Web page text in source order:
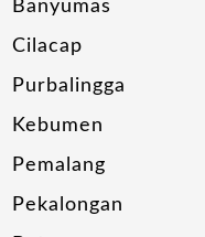
Banyumas
Cilacap
Purbalingga
Kebumen
Pemalang
Pekalongan